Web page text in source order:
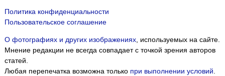
Политика конфиденциальности
Пользовательское соглашение
О фотографиях и других изображениях, используемых на сайте.
Мнение редакции не всегда совпадает с точкой зрения авторов
статей.
Любая перепечатка возможна только при выполнении условий